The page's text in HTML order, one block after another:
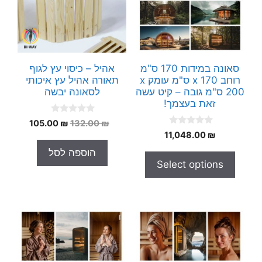
סאונה במידות 170 ס"מ
רוחב x 170 ס"מ עומק x
200 ס"מ גובה – קיט עשה
זאת בעצמך!
0
o
o
5
11,048.00 ₪
Select options
אהיל – כיסוי עץ לגוף
תאורה אהיל עץ איכותי
לסאונה יבשה
0
o
o
5
132.00₪
המחיר
היה:
132.00 ₪.
105.00 ₪
המחיר
הוספה לסל